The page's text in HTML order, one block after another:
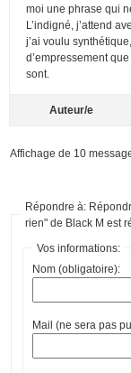
moi une phrase qui
L’indigné, j’attend
j’ai voulu
d’empressement
sont.
Auteur/e
Affichage de 10
Répondre à:
rien" de Black M est
Vos informations:
Nom (obligatoire):
Mail (ne sera pas